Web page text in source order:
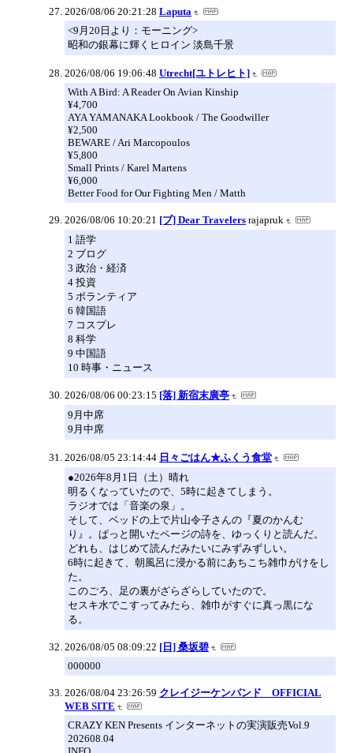
2026/08/06 20:21:28 Laputa
<9月20日より：モーニング>
昭和の銀幕に輝くヒロイン 淡島千景
2026/08/06 19:06:48 Utrecht[ユトレヒト]
With A Bird: A Reader On Avian Kinship
¥4,700
AYA YAMANAKA Lookbook / The Goodwiller
¥2,500
BEWARE / Ari Marcopoulos
¥5,800
Small Prints / Karel Martens
¥6,000
Better Food for Our Fighting Men / Matth
2026/08/06 10:20:21 [ブ] Dear Travelers rajapruk
1 語学
2 ブログ
3 政治・経済
4 投資
5 ボランティア
6 韓国語
7 コスプレ
8 科学
9 中国語
10 時事・ニュース
2026/08/06 00:23:15 [落] 新宿末廣亭
9月中席
9月中席
2026/08/05 23:14:44 日々ごはん★ふくう食堂
●2026年8月1日（土）晴れ
明るくなっていたので、5時に起きてしまう。
ラジオでは「音楽の泉」。
そして、ベッドの上で片山令子さんの『夏のかんむ
り』。ぱっと開いたページの詩を、ゆっくりと読んだ。
どれも、はじめて読んだみたいにみずみずしい。
6時に起きて、朝風呂に浸かる前にあちこち雑巾がけをし
た。
このごろ、足の裏がざらざらしていたので。
セスキ水でこすってみたら、雑巾がすぐに真っ黒にな
る。
2026/08/05 08:09:22 [日] 桑坂碧
000000
2026/08/04 23:26:59 クレイジーケンバンド OFFICIAL
WEB SITE
CRAZY KEN Presents インターネットの実演販売Vol.9
202608.04